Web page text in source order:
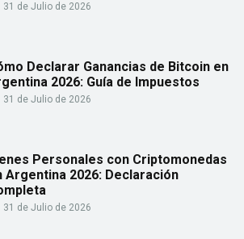
31 de Julio de 2026
Declarar Ganancias de Bitcoin en
2026: Guía de Impuestos
31 de Julio de 2026
Personales con Criptomonedas
Argentina 2026: Declaración
31 de Julio de 2026